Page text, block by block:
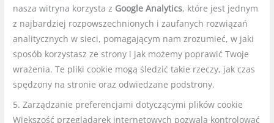
nasza witryna korzysta z Google Analytics, które jest jednym
z najbardziej rozpowszechnionych i zaufanych rozwiązań
analitycznych w sieci, pomagającym nam zrozumieć, w jaki
sposób korzystasz ze strony i jak możemy poprawić Twoje
wrażenia. Te pliki cookie mogą śledzić takie rzeczy, jak czas
spędzony na stronie oraz odwiedzane podstrony.
5. Zarządzanie preferencjami dotyczącymi plików cookie
Większość przeglądarek internetowych pozwala kontrolować